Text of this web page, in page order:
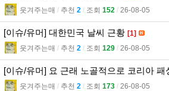
웃겨주는매 l 추천 2 l 조회 152 l 26-08-05
[이슈/유머] 대한민국 날씨 근황 [1]
웃겨주는매 l 추천 2 l 조회 129 l 26-08-05
[이슈/유머] 요 근래 노골적으로 코리아 패
웃겨주는매 l 추천 2 l 조회 173 l 26-08-05